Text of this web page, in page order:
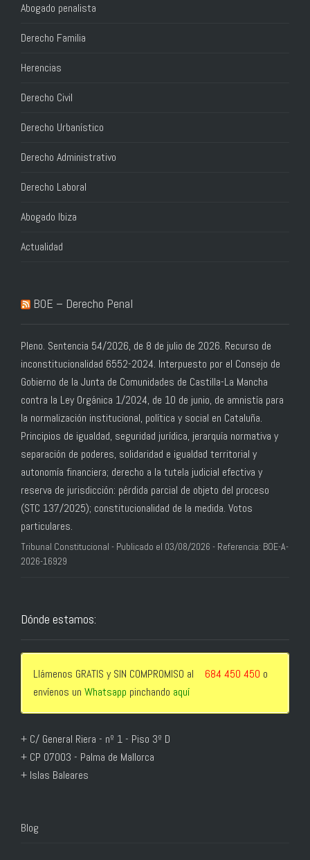
Abogado penalista
Derecho Familia
Herencias
Derecho Civil
Derecho Urbanístico
Derecho Administrativo
Derecho Laboral
Abogado Ibiza
Actualidad
BOE – Derecho Penal
Pleno. Sentencia 54/2026, de 8 de julio de 2026. Recurso de
inconstitucionalidad 6552-2024. Interpuesto por el Consejo de
Gobierno de la Junta de Comunidades de Castilla-La Mancha
contra la Ley Orgánica 1/2024, de 10 de junio, de amnistía para
la normalización institucional, política y social en Cataluña.
Principios de igualdad, seguridad jurídica, jerarquía normativa y
separación de poderes, solidaridad e igualdad territorial y
autonomía financiera; derecho a la tutela judicial efectiva y
reserva de jurisdicción: pérdida parcial de objeto del proceso
(STC 137/2025); constitucionalidad de la medida. Votos
particulares.
Tribunal Constitucional - Publicado el 03/08/2026 - Referencia: BOE-A-
2026-16929
Dónde estamos:
Llámenos GRATIS y SIN COMPROMISO al 684 450 450 o
envíenos un Whatsapp pinchando aquí
+ C/ General Riera - nº 1 - Piso 3º D
+ CP 07003 - Palma de Mallorca
+ Islas Baleares
Blog